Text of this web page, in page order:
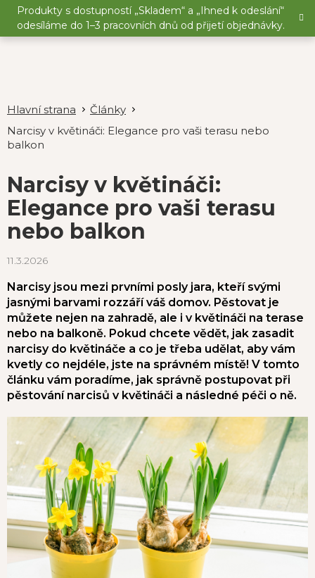
Přejít
obsah
Produkty s dostupností „Skladem“ a „Ihned k odeslání“
odesíláme do 1–3 pracovních dnů od přijetí objednávky.
Články
Narcisy v květináči: Elegance pro vaši terasu nebo
balkon
Narcisy v květináči:
Elegance pro vaši terasu
nebo balkon
11.3.2026
Narcisy jsou mezi prvními posly jara, kteří svými
jasnými barvami rozzáří váš domov. Pěstovat je
můžete nejen na zahradě, ale i v květináči na terase
nebo na balkoně. Pokud chcete vědět, jak zasadit
narcisy do květináče a co je třeba udělat, aby vám
kvetly co nejdéle, jste na správném místě! V tomto
článku vám poradíme, jak správně postupovat při
pěstování narcisů v květináči a následné péči o ně.